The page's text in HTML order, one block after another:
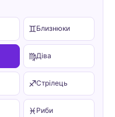
♊Близнюки
♍Діва
♐Стрілець
♓ Риби